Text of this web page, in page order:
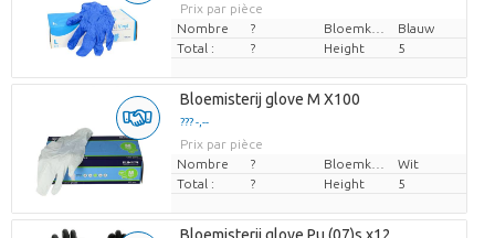
Prix par pièce
Nombre
?
Blauw
Total :
? Height 5
Bloemisterij glove M X100
??? -,--
Prix par pièce
Nombre
?
Wit
Total :
? Height 5